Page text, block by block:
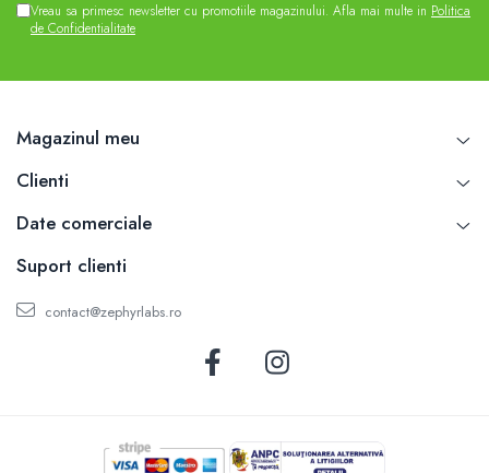
Vreau sa primesc newsletter cu promotiile magazinului. Afla mai multe in Politica
de Confidentialitate
Magazinul meu
Clienti
Date comerciale
Suport clienti
contact@zephyrlabs.ro